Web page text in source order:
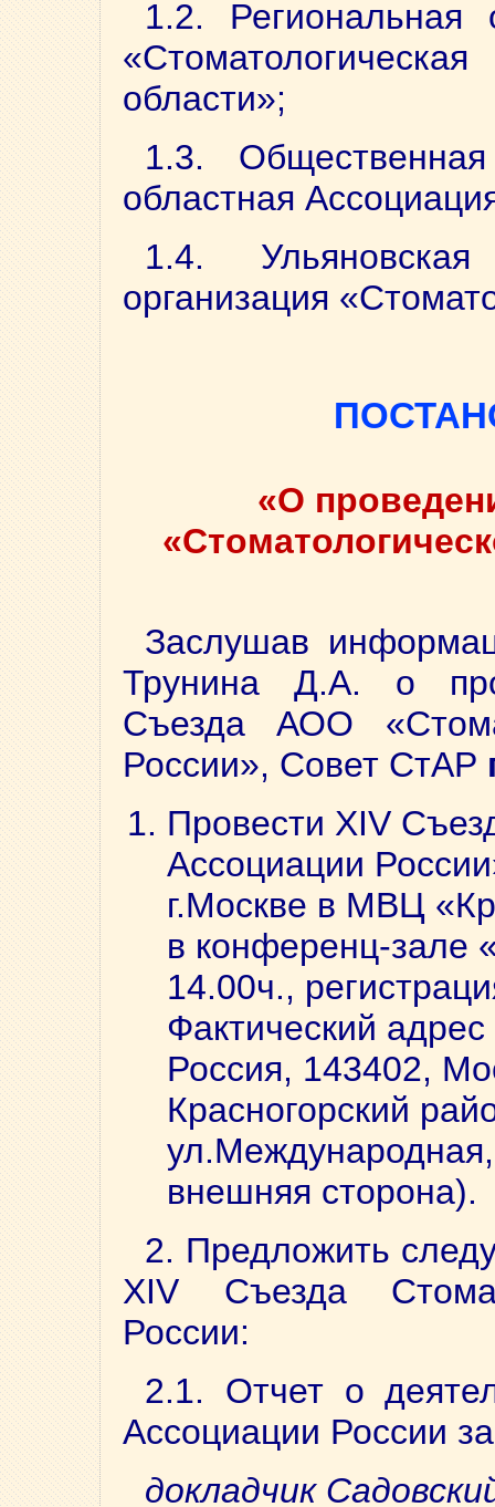
1.2. Региональная
области»;
1.3.
областная
1.4.
организация
«О
Заслушав
Трунина Д.А. о
Съезда АОО
России», Совет СтАР
Провести XIV
Ассоциации
г.Москве в МВЦ
в конференц-зале
14.00ч.,
Фактический
Россия, 143402,
Красногорский
внешняя сторона).
2. Предложить
ХIV Съезда
России:
2.1. Отчет о
Ассоциации России
докладчик